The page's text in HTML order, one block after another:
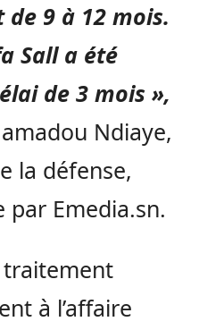
9 à 12 mois.
Sall a été
de 3 mois »,
Ndiaye,
la défense,
Emedia.sn.
traitement
à l’affaire